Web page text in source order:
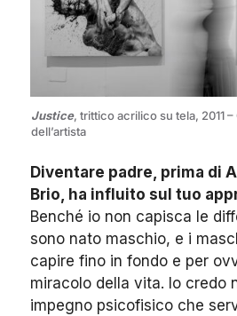
Justice, trittico acrilico su tela, 2011
dell’artista
Diventare padre, prima di
Brio, ha influito sul tuo
Benché io non capisca le
sono nato maschio, e i
capire fino in fondo e per
miracolo della vita. Io credo
impegno psicofisico che